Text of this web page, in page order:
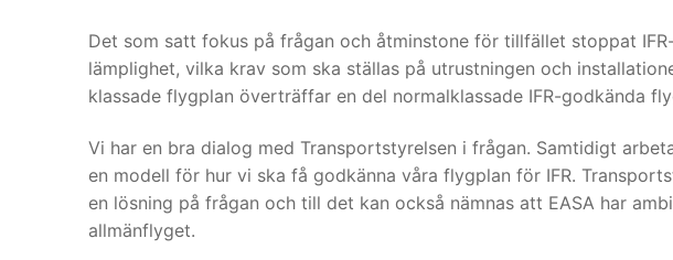
Det som satt fokus på frågan och åtminstone för tillfället stoppat
lämplighet, vilka krav som ska ställas på utrustningen och
klassade flygplan överträffar en del normalklassade IFR-godkända
Vi har en bra dialog med Transportstyrelsen i frågan. Samtidigt
en modell för hur vi ska få godkänna våra flygplan för IFR.
en lösning på frågan och till det kan också nämnas att EASA har
allmänflyget.